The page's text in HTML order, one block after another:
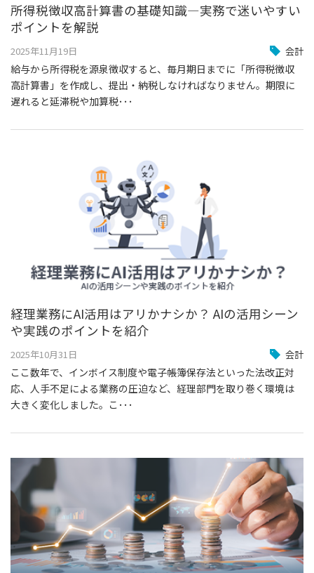
所得税徴収高計算書の基礎知識―実務で迷いやすい
ポイントを解説
2025年11月19日 会計
給与から所得税を源泉徴収すると、毎月期日までに「所得税徴収
高計算書」を作成し、提出・納税しなければなりません。期限に
遅れると延滞税や加算税･･･
経理業務にAI活用はアリかナシか？ AIの活用シーン
や実践のポイントを紹介
2025年10月31日 会計
ここ数年で、インボイス制度や電子帳簿保存法といった法改正対
応、人手不足による業務の圧迫など、経理部門を取り巻く環境は
大きく変化しました。こ･･･